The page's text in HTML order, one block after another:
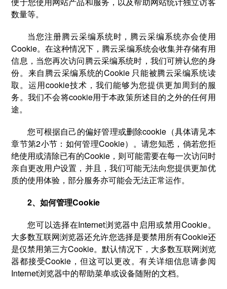
数量等。
当您注册腾云采编系统时，腾云采编系统亦会使用
Cookie。在这种情况下，腾云采编系统会收集并存储有用
信息，当您再次访问腾云采编系统时，我们可辨认您的身
份。来自腾云采编系统的Cookie 只能被腾云采编系统读
取。运用cookie技术，我们能够为您提供更加周到的服
务。我们不会将cookie用于本政策所述目的之外的任何用
途。
您可根据自己的偏好管理或删除cookie（具体请见本
章节第2小节：如何管理Cookie）。请您知悉，倘若您拒
绝使用或清除已有的Cookie，则可能需要在每一次访问时
亲自更改用户设置，并且，我们可能无法向您提供更加优
质的使用体验，部分服务亦可能会无法正常运作。
2、如何管理Cookie
您可以选择在Internet浏览器中启用或禁用Cookie。
大多数互联网浏览器还允许您选择是要禁用所有Cookie还
是仅禁用第三方Cookie。默认情况下，大多数互联网浏览
器都接受Cookie，但这可以更改。有关详细信息请参阅
Internet浏览器中的帮助菜单或设备随附的文档。